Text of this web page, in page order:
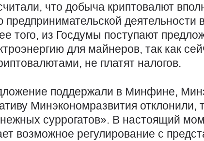
что добыча криптовалют
предпринимательской деятельности
того, из Госдумы поступают
для майнеров, так как
не платят налогов.
поддержали в Минфине,
Минэкономразвития отклонили,
суррогатов». В настоящий
возможное регулирование с